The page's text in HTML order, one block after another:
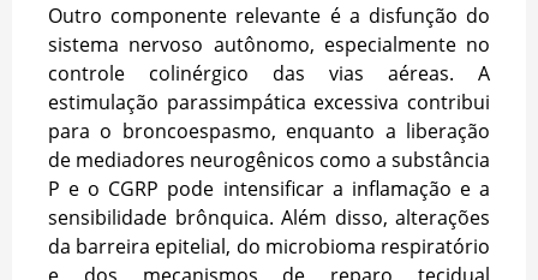
Outro componente relevante é a disfunção do
sistema nervoso autônomo, especialmente no
controle colinérgico das vias aéreas. A
estimulação parassimpática excessiva contribui
para o broncoespasmo, enquanto a liberação
de mediadores neurogênicos como a substância
P e o CGRP pode intensificar a inflamação e a
sensibilidade brônquica. Além disso, alterações
da barreira epitelial, do microbioma respiratório